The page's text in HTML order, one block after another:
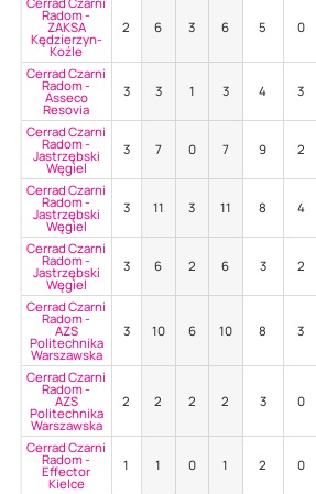
Radom -
ZAKSA
Kędzierzyn-
Koźle
2 6 3 6 5 0
Cerrad Czarni
Radom -
Asseco
Resovia
3 3 1 3 4 3
Cerrad Czarni
Radom -
Jastrzębski
Węgiel
3 7 0 7 9 2
Cerrad Czarni
Radom -
Jastrzębski
Węgiel
3 11 3 11 8 4
Cerrad Czarni
Radom -
Jastrzębski
Węgiel
3 6 2 6 3 2
Cerrad Czarni
Radom -
AZS
Politechnika
Warszawska
3 10 6 10 8 3
Cerrad Czarni
Radom -
AZS
Politechnika
Warszawska
2 2 2 2 3 0
Cerrad Czarni
Radom -
Effector
Kielce
1 1 0 1 2 0